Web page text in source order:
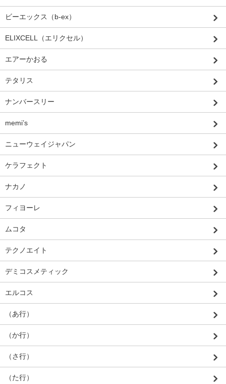
ビーエックス（b-ex）
ELIXCELL（エリクセル）
エアーかおる
テタリス
ナンバースリー
memi’s
ニューウェイジャパン
ケラフェクト
ナカノ
フィヨーレ
ムコタ
テクノエイト
デミコスメティック
エルコス
（あ行）
（か行）
（さ行）
（た行）